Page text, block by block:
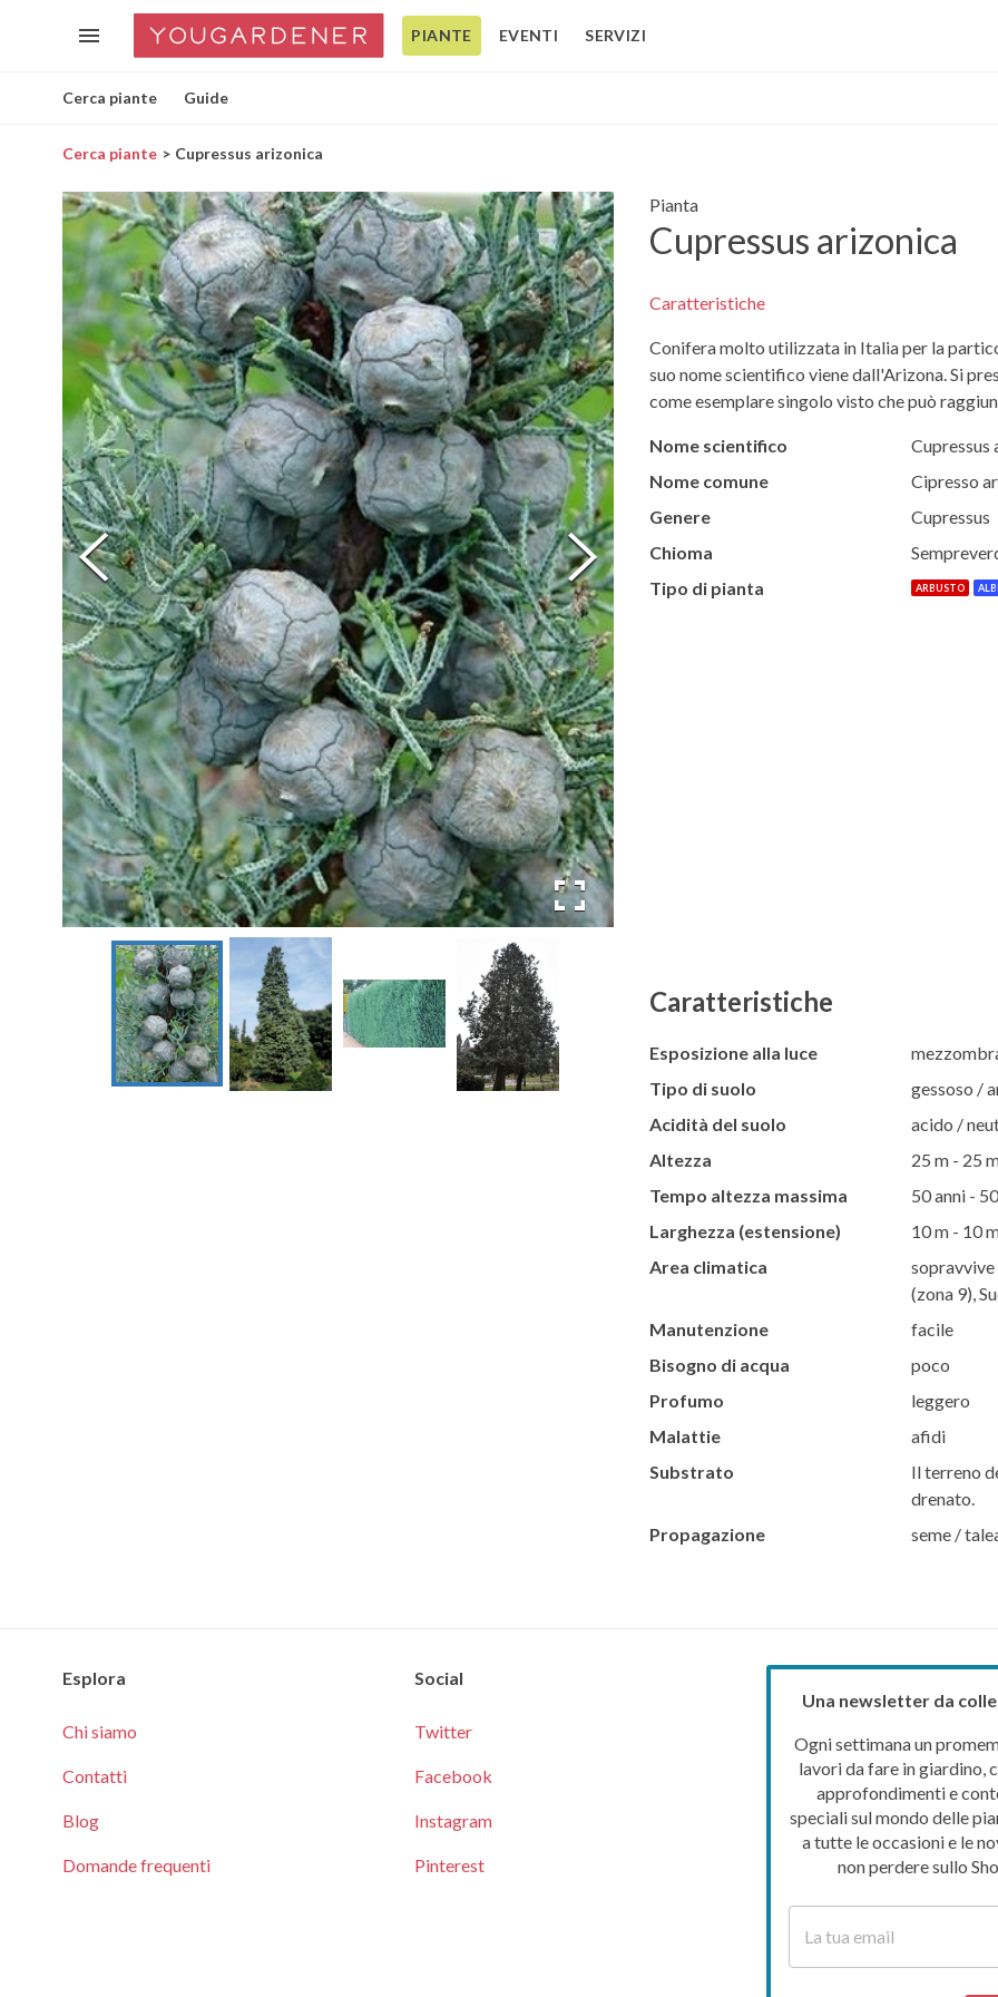
PIANTE EVENTI SERVIZI
Cerca piante Guide
Cerca piante Cupressus arizonica
Pianta
Cupressus arizonica
Caratteristiche
Conifera molto utilizzata in Italia per la
suo nome scientifico viene dall'Arizona. Si
come esemplare singolo visto che può
Nome scientifico
Cupressus
Nome comune
Cipresso
Genere
Cupressus
Chioma
Tipo di pianta
ARBUSTO
Caratteristiche
Esposizione alla luce
Tipo di suolo
gessoso /
Acidità del suolo
acido /
Altezza
25 m - 25
Tempo altezza massima
50 anni -
Larghezza (estensione)
10 m - 10
Area climatica
sopravvive
(zona 9),
Manutenzione
facile
Bisogno di acqua
poco
Profumo
leggero
Malattie
afidi
Substrato
Il terreno
drenato.
Propagazione
seme /
Esplora
Chi siamo
Contatti
Blog
Domande frequenti
Social
Twitter
Facebook
Instagram
Pinterest
Una newsletter da
Ogni settimana un
lavori da fare in giardino,
approfondimenti e
speciali sul mondo delle
a tutte le occasioni e le
non perdere sullo